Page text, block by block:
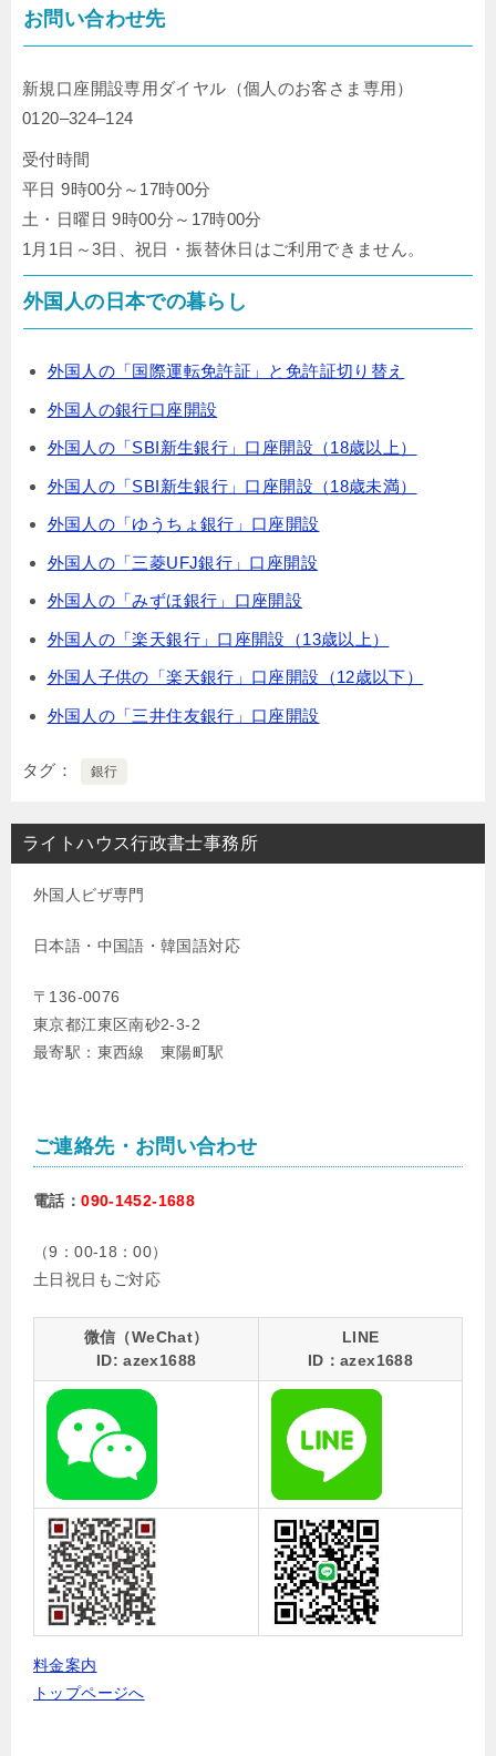
お問い合わせ先
新規口座開設専用ダイヤル（個人のお客さま専用）
0120–324–124
受付時間
平日 9時00分～17時00分
土・日曜日 9時00分～17時00分
1月1日～3日、祝日・振替休日はご利用できません。
外国人の日本での暮らし
外国人の「国際運転免許証」と免許証切り替え
外国人の銀行口座開設
外国人の「SBI新生銀行」口座開設（18歳以上）
外国人の「SBI新生銀行」口座開設（18歳未満）
外国人の「ゆうちょ銀行」口座開設
外国人の「三菱UFJ銀行」口座開設
外国人の「みずほ銀行」口座開設
外国人の「楽天銀行」口座開設（13歳以上）
外国人子供の「楽天銀行」口座開設（12歳以下）
外国人の「三井住友銀行」口座開設
タグ 銀行
ライトハウス行政書士事務所
外国人ビザ専門
日本語・中国語・韓国語対応
〒136-0076
東京都江東区南砂2-3-2
最寄駅：東西線 東陽町駅
ご連絡先・お問い合わせ
電話：090-1452-1688
（9：00-18：00）
土日祝日もご対応
微信（WeChat）
ID: azex1688
LINE
ID：azex1688
料金案内
トップページへ